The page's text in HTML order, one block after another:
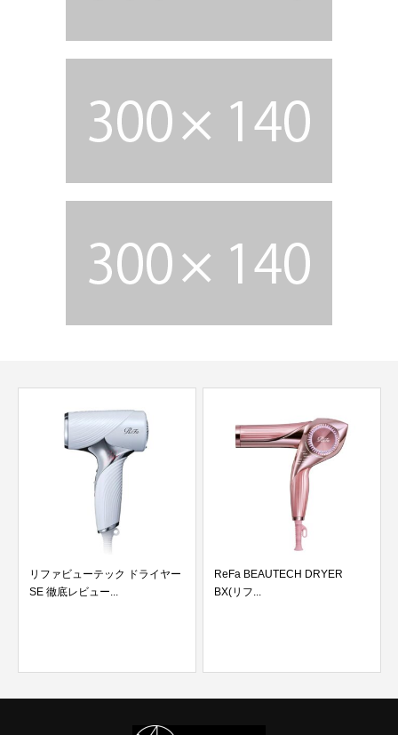
リファビューテック ドライヤー
SE 徹底レビュー...
ReFa BEAUTECH DRYER
BX(リフ...